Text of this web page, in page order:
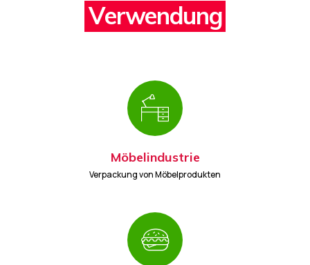
Verwendung
Möbelindustrie
Verpackung von Möbelprodukten